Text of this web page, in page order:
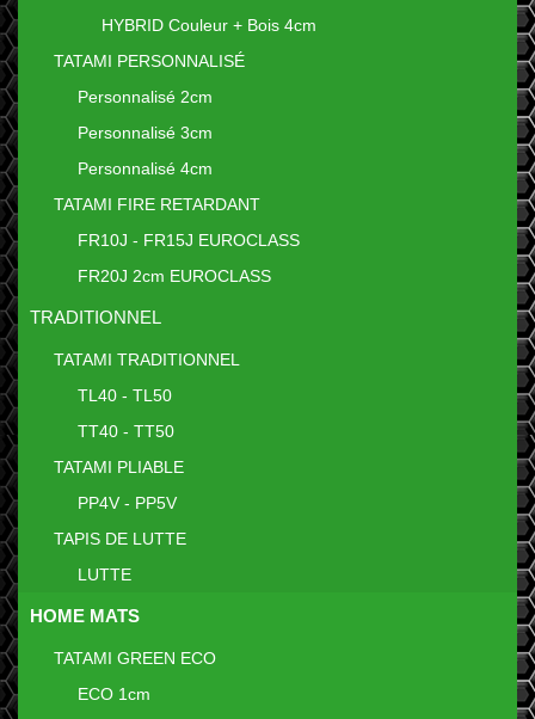
HYBRID Couleur + Bois 4cm
TATAMI PERSONNALISÉ
Personnalisé 2cm
Personnalisé 3cm
Personnalisé 4cm
TATAMI FIRE RETARDANT
FR10J - FR15J EUROCLASS
FR20J 2cm EUROCLASS
TRADITIONNEL
TATAMI TRADITIONNEL
TL40 - TL50
TT40 - TT50
TATAMI PLIABLE
PP4V - PP5V
TAPIS DE LUTTE
LUTTE
HOME MATS
TATAMI GREEN ECO
ECO 1cm